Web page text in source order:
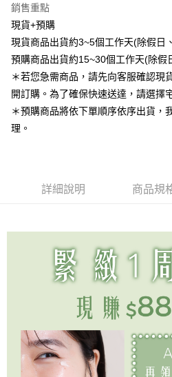
2.基於同意付款使用「大哥付你分期」之
資料（包含姓名、電話或地址）提供予台
由本公司與您本人進行分期帳單所需資料
3.完整用戶服務條款，請詳閱以下連結：
7-11取貨付款免運
免運費
付款後7-11取貨免運
免運費
宅配
國家/地區配送
銷售重點
現貨+預購
現貨商品出貨約3~5個工作天(除假日
預購商品出貨約15~30個工作天(除假
＊若您急需商品，請先向客服確認現
開訂購。為了確保快速送達，請選擇
＊預購商品將依下單順序依序出貨，
理。
詳細說明 商品規